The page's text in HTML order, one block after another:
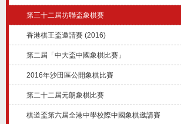
第三十二屆坊聯盃象棋賽
香港棋王盃邀請賽 (2016)
第二屆「中大盃中國象棋比賽」
2016年沙田區公開象棋比賽
第二十二屆元朗象棋比賽
棋道盃第六屆全港中學校際中國象棋邀請賽